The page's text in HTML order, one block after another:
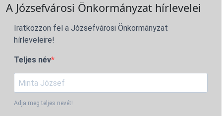
A Józsefvárosi Önkormányzat hírlevelei
Iratkozzon fel a Józsefvárosi Önkormányzat
hírleveleire!
Teljes név
Adja meg teljes nevét!